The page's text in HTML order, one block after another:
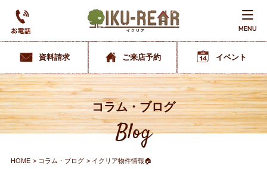
MENU
資料請求 ご来店予約 イベント
コラム・ブログ
Blog
HOME コラム・ブログ イクリア物件情報🏠